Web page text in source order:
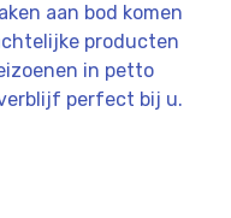
aan bod komen
producten
in petto
perfect bij u.